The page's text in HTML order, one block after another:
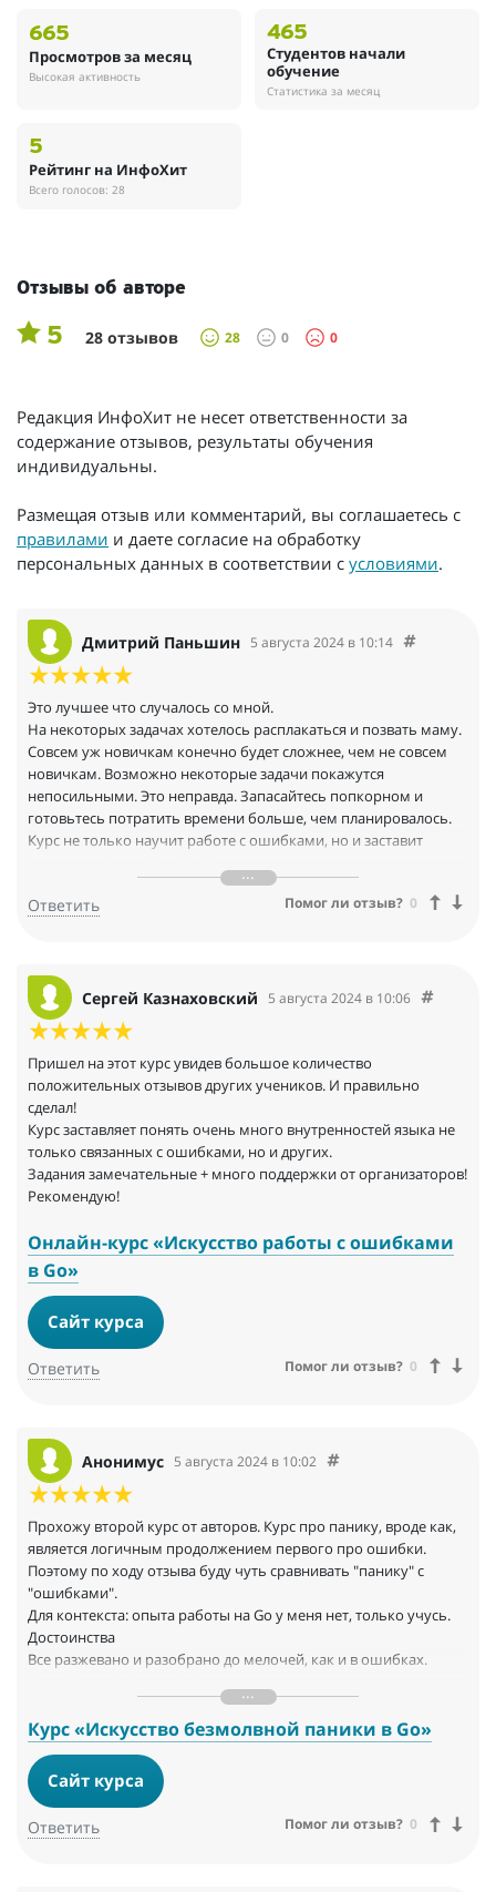
665
Просмотров за месяц
Высокая активность
465
Студентов начали
обучение
Статистика за месяц
5
Рейтинг на ИнфоХит
Всего голосов: 28
Отзывы об авторе
5 28 отзывов 28 0 0
Редакция ИнфоХит не несет ответственности за
содержание отзывов, результаты обучения
индивидуальны.
Размещая отзыв или комментарий, вы соглашаетесь с
правилами и даете согласие на обработку
персональных данных в соответствии с условиями.
Дмитрий Паньшин 5 августа 2024 в 10:14
Это лучшее что случалось со мной.
На некоторых задачах хотелось расплакаться и позвать маму.
Совсем уж новичкам конечно будет сложнее, чем не совсем
новичкам. Возможно некоторые задачи покажутся
непосильными. Это неправда. Запасайтесь попкорном и
готовьтесь потратить времени больше, чем планировалось.
Курс не только научит работе с ошибками, но и заставит
Здесь нестандартный подход при проверке задач,
отличающийся от многих других курсов, тут на Stepik-е.
модулей.
Задачи основаны на реальных событиях.
Один из лучших курсов в своём жанре.
Ответить Помог ли отзыв? 0
Сергей Казнаховский 5 августа 2024 в 10:06
Пришел на этот курс увидев большое количество
положительных отзывов других учеников. И правильно
сделал!
Курс заставляет понять очень много внутренностей языка не
только связанных с ошибками, но и других.
Задания замечательные + много поддержки от организаторов!
Рекомендую!
Онлайн-курс «Искусство работы с ошибками
в Go»
Сайт курса
Ответить Помог ли отзыв? 0
Анонимус 5 августа 2024 в 10:02
Прохожу второй курс от авторов. Курс про панику, вроде как,
является логичным продолжением первого про ошибки.
Поэтому по ходу отзыва буду чуть сравнивать "панику" с
"ошибками".
Для контекста: опыта работы на Go у меня нет, только учусь.
Достоинства
Все разжевано и разобрано до мелочей, как и в ошибках.
направленность. Например, увидела развенчание мифа про
дороговизну defer. А тут ещё объяснили как это работает.
По-прежнему много задач с решениями, показалось, что их
плотность даже больше, чем была. Задачи разноплановые, не
просто написать defer какой-нибудь функции и defer с recover.
Курс по панике показался покомпактнее. Наверное, сама тема
менее обширная чем ошибки. Если вникать в материал (а там
Курс «Искусство безмолвной паники в Go»
Сайт курса
Ответить Помог ли отзыв? 0